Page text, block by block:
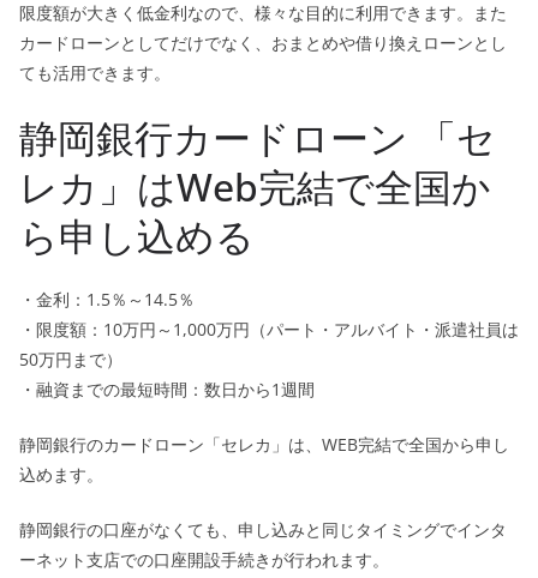
限度額が大きく低金利なので、様々な目的に利用できます。また
カードローンとしてだけでなく、おまとめや借り換えローンとし
ても活用できます。
静岡銀行カードローン 「セ
レカ」はWeb完結で全国か
ら申し込める
・金利：1.5％～14.5％
・限度額：10万円～1,000万円（パート・アルバイト・派遣社員は
50万円まで）
・融資までの最短時間：数日から1週間
静岡銀行のカードローン「セレカ」は、WEB完結で全国から申し
込めます。
静岡銀行の口座がなくても、申し込みと同じタイミングでインタ
ーネット支店での口座開設手続きが行われます。